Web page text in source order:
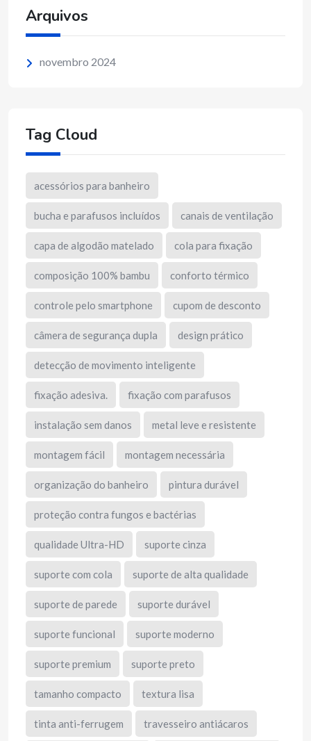
Arquivos
novembro 2024
Tag Cloud
acessórios para banheiro
bucha e parafusos incluídos canais de ventilação
capa de algodão matelado cola para fixação
composição 100% bambu conforto térmico
controle pelo smartphone cupom de desconto
câmera de segurança dupla design prático
detecção de movimento inteligente
fixação adesiva. fixação com parafusos
instalação sem danos metal leve e resistente
montagem fácil montagem necessária
organização do banheiro pintura durável
proteção contra fungos e bactérias
qualidade Ultra-HD suporte cinza
suporte com cola suporte de alta qualidade
suporte de parede suporte durável
suporte funcional suporte moderno
suporte premium suporte preto
tamanho compacto textura lisa
tinta anti-ferrugem travesseiro antiácaros